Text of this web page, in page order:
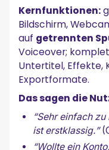
Kernfunktionen:
Bildschirm,
auf getrennten
Voiceover;
Untertitel, Effekte,
Exportformate.
Das sagen die
“Sehr einfach
ist erstklassig.”
“Wollte ein